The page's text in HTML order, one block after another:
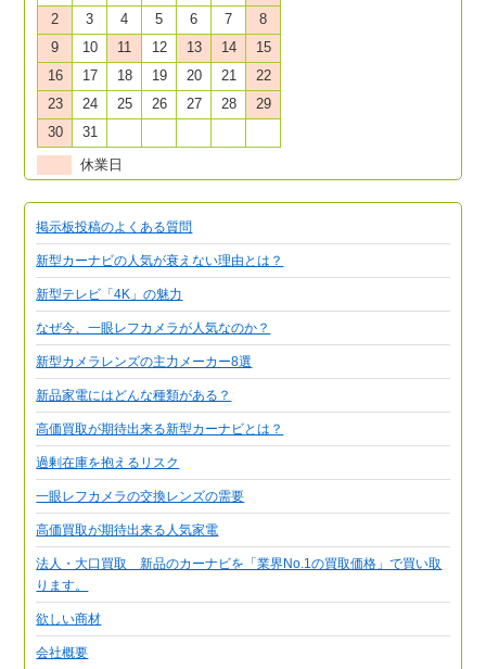
2
3 4 5 6 7
8
9
10 11 12 13 14
15
16
17 18 19 20 21
22
23
24 25 26 27 28
29
30
31
休業日
掲示板投稿のよくある質問
新型カーナビの人気が衰えない理由とは？
新型テレビ「4K」の魅力
なぜ今、一眼レフカメラが人気なのか？
新型カメラレンズの主力メーカー8選
新品家電にはどんな種類がある？
高価買取が期待出来る新型カーナビとは？
過剰在庫を抱えるリスク
一眼レフカメラの交換レンズの需要
高価買取が期待出来る人気家電
法人・大口買取 新品のカーナビを「業界No.1の買取価格」で買い取
ります。
欲しい商材
会社概要